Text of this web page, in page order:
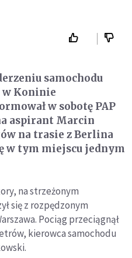
samochodu
w Koninie
w sobotę PAP
aspirant Marcin
na trasie z Berlina
w tym miejscu jednym
na strzeżonym
się z rozpędzonym
Pociąg przeciągnął
kierowca samochodu